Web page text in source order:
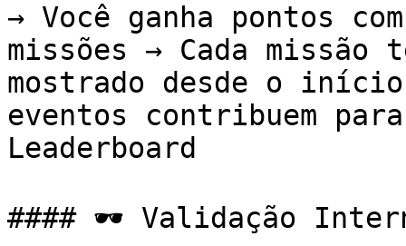
→ Você ganha pontos
missões → Cada
mostrado desde o
eventos contribuem
Leaderboard
#### 🕶️ Validação